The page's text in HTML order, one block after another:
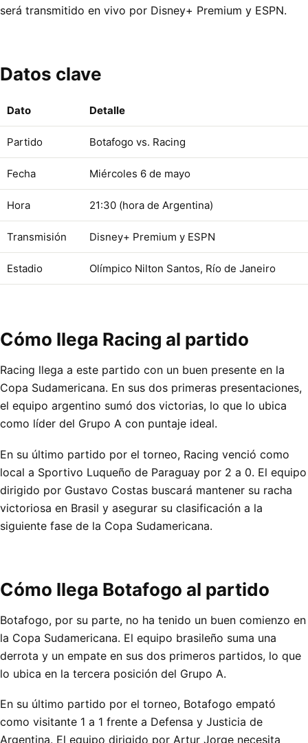
será transmitido en vivo por Disney+ Premium y ESPN.
Datos clave
Dato Detalle
Partido Botafogo vs. Racing
Fecha Miércoles 6 de mayo
Hora 21:30 (hora de Argentina)
Transmisión Disney+ Premium y ESPN
Estadio Olímpico Nilton Santos, Río de Janeiro
Cómo llega Racing al partido
Racing llega a este partido con un buen presente en la
Copa Sudamericana. En sus dos primeras presentaciones,
el equipo argentino sumó dos victorias, lo que lo ubica
como líder del Grupo A con puntaje ideal.
En su último partido por el torneo, Racing venció como
local a Sportivo Luqueño de Paraguay por 2 a 0. El equipo
dirigido por Gustavo Costas buscará mantener su racha
victoriosa en Brasil y asegurar su clasificación a la
siguiente fase de la Copa Sudamericana.
Cómo llega Botafogo al partido
Botafogo, por su parte, no ha tenido un buen comienzo en
la Copa Sudamericana. El equipo brasileño suma una
derrota y un empate en sus dos primeros partidos, lo que
lo ubica en la tercera posición del Grupo A.
En su último partido por el torneo, Botafogo empató
como visitante 1 a 1 frente a Defensa y Justicia de
Argentina. El equipo dirigido por Artur Jorge necesita